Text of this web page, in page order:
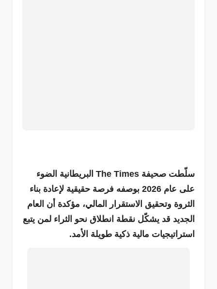
سلّطت صحيفة The Times البريطانية الضوء
على عام 2026 بوصفه فرصة حقيقية لإعادة بناء
الثروة وتحقيق الاستقرار المالي، مؤكدة أن العام
الجديد قد يشكّل نقطة انطلاق نحو الثراء لمن يتبع
استراتيجيات مالية ذكية طويلة الأمد.